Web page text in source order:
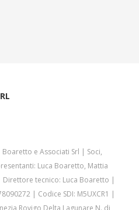
e Associati Srl | Soci,
Luca Boaretto, Mattia
tecnico: Luca Boaretto |
| Codice SDI: M5UXCR1 |
Rovigo Delta Lagunare N. di